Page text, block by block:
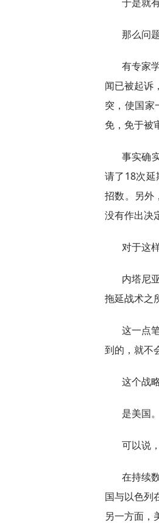
那么问
有专家
闻已被起诉
突，使国家
免，免于被
事实确
请了18次
招数。另外
没有作出决
对于这
内塔尼
拖延战术之
这一点
到的，就不
这个战
是美国。
可以说
在持续
国与以色列
另一方面，